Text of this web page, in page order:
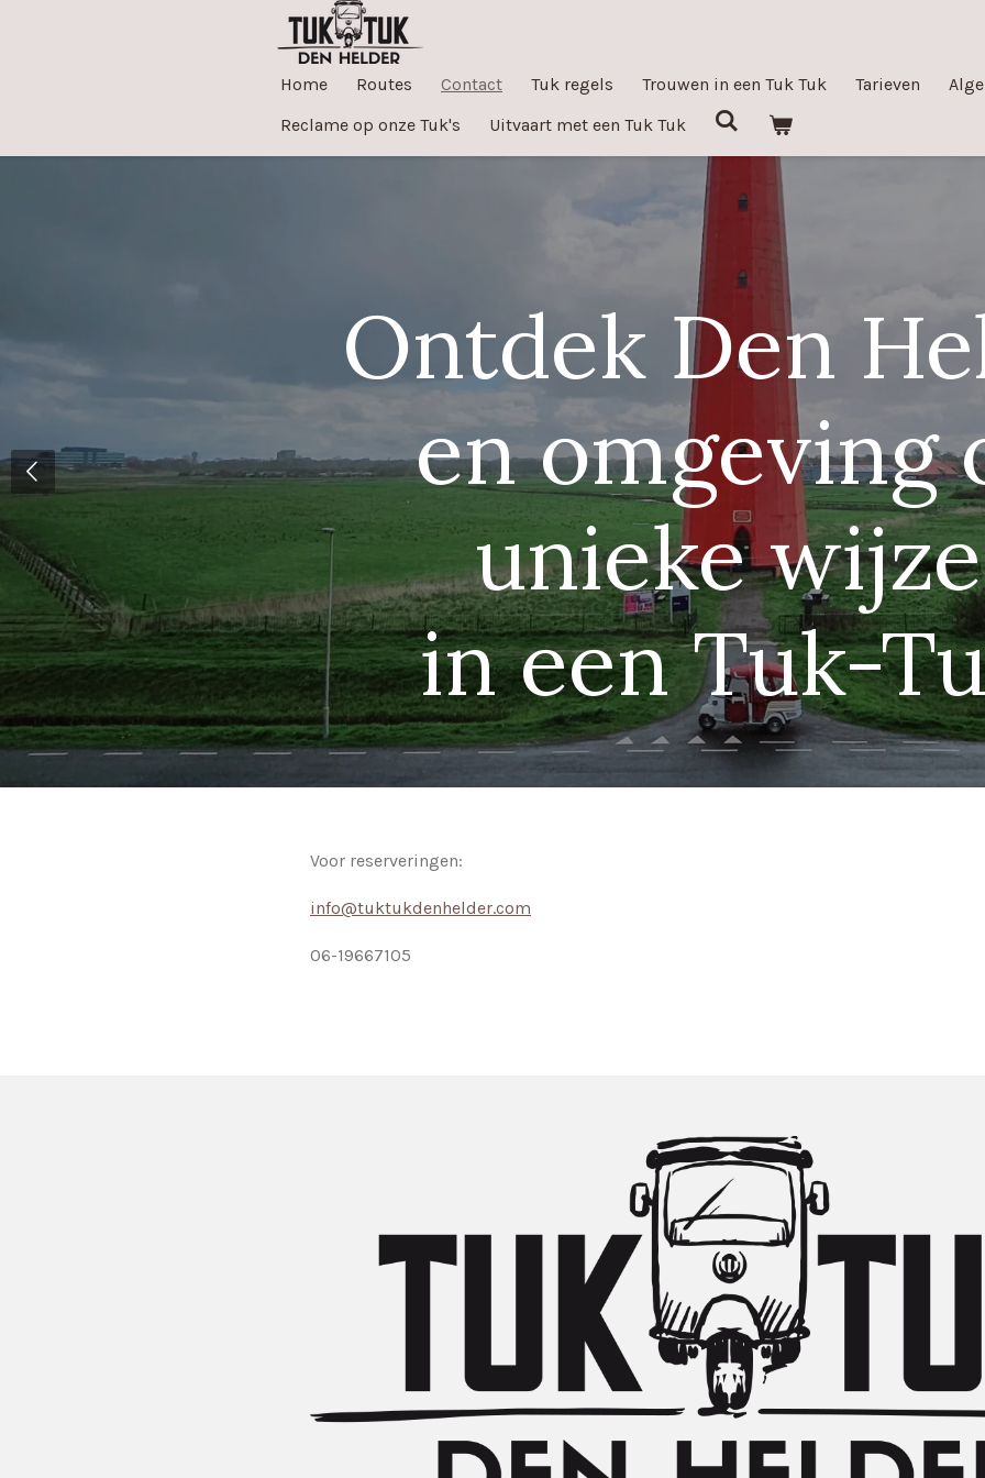
Home Routes Contact Tuk regels Trouwen in een Tuk Tuk Tarieven
Reclame op onze Tuk's
Uitvaart met een Tuk Tuk
Ontdek Den
en omgeving
unieke
in een Tuk-
Voor reserveringen:
info@tuktukdenhelder.com
06-19667105